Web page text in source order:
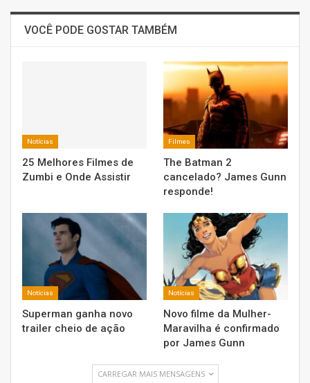
VOCÊ PODE GOSTAR TAMBÉM
Notícias
25 Melhores Filmes de
Zumbi e Onde Assistir
Filmes
The Batman 2
cancelado? James Gunn
responde!
Notícias
Superman ganha novo
trailer cheio de ação
Notícias
Novo filme da Mulher-
Maravilha é confirmado
por James Gunn
CARREGAR MAIS MENSAGENS